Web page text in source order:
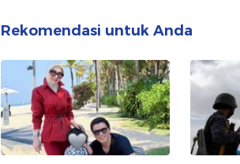
Rekomendasi untuk Anda